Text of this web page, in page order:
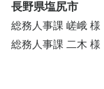
長野県塩尻市
総務人事課 嵯峨 様
総務人事課 二木 様